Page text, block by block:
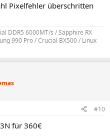
Pixelfehler überschritten
DDR5 6000MT/s / Sapphire RX
990 Pro / Crucial BX500 / Linux
#10
für 360€